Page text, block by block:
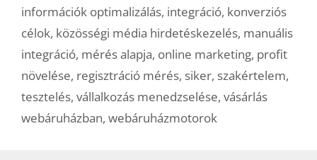
információk optimalizálás, integráció, konverziós
célok, közösségi média hirdetéskezelés, manuális
integráció, mérés alapja, online marketing, profit
növelése, regisztráció mérés, siker, szakértelem,
tesztelés, vállalkozás menedzselése, vásárlás
webáruházban, webáruházmotorok